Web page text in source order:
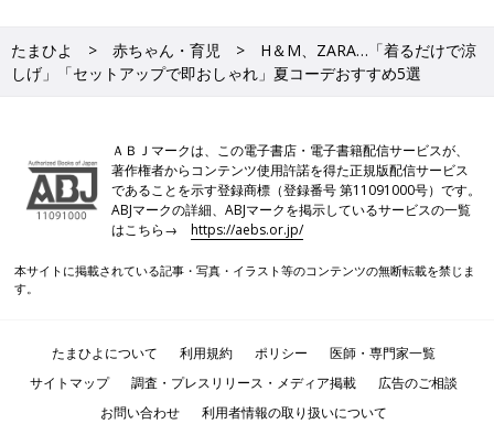
たまひよ 赤ちゃん・育児
H＆M、ZARA…「着るだけで涼
しげ」「セットアップで即おしゃれ」夏コーデおすすめ5選
ＡＢＪマークは、この電子書店・電子書籍配信サービスが、
著作権者からコンテンツ使用許諾を得た正規版配信サービス
であることを示す登録商標（登録番号 第11091000号）です。
ABJマークの詳細、ABJマークを掲示しているサービスの一覧
はこちら→https://aebs.or.jp/
本サイトに掲載されている記事・写真・イラスト等のコンテンツの無断転載を禁じま
す。
たまひよについて 利用規約 ポリシー
医師・専門家一覧
サイトマップ
調査・プレスリリース・メディア掲載
広告のご相談
お問い合わせ
利用者情報の取り扱いについて